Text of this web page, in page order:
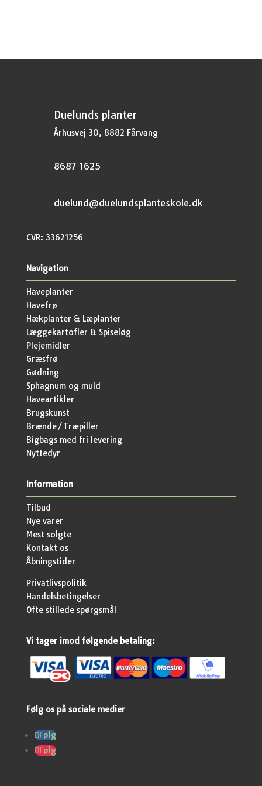
Duelunds planter
Århusvej 30, 8882 Fårvang
8687 1625
duelund@duelundsplanteskole.dk
CVR: 33621256
Navigation
Haveplanter
Havefrø
Hækplanter & Læplanter
Læggekartofler & Spiseløg
Plejemidler
Græsfrø
Gødning
Sphagnum og muld
Haveartikler
Brugskunst
Brænde/Træpiller
Bigbags med fri levering
Nyttedyr
Information
Tilbud
Nye varer
Mest solgte
Kontakt os
Åbningstider
Privatlivspolitik
Handelsbetingelser
Ofte stillede spørgsmål
Vi tager imod følgende betaling:
Følg os på sociale medier
Følg
Følg